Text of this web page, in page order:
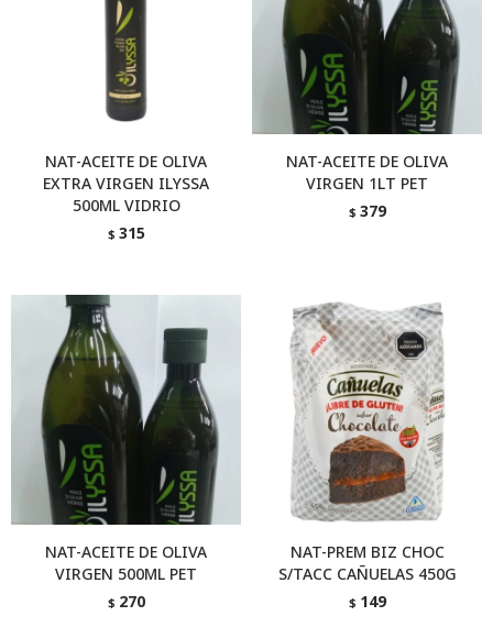
NAT-ACEITE DE OLIVA
EXTRA VIRGEN ILYSSA
500ML VIDRIO
$ 315
NAT-ACEITE DE OLIVA
VIRGEN 1LT PET
$ 379
NAT-ACEITE DE OLIVA
VIRGEN 500ML PET
$ 270
NAT-PREM BIZ CHOC
S/TACC CAÑUELAS 450G
$ 149